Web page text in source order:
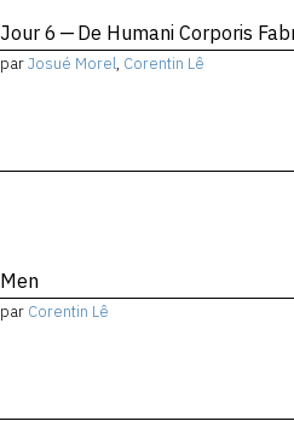
Jour 6 — De Humani Corporis
parJosué Morel, Corentin Lê
Men
par Corentin Lê